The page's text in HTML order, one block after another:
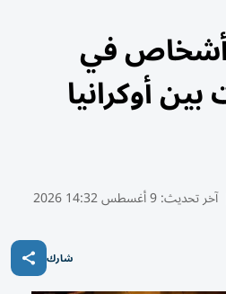
في
أوكرانيا
آخر تحديث:9 أغسطس 14:32 2026
شارك